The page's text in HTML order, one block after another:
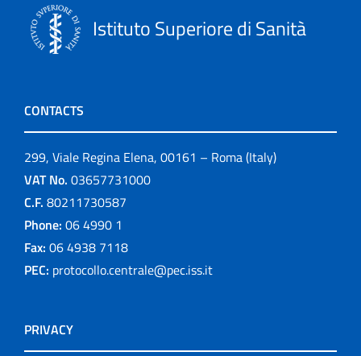
Istituto Superiore di Sanità
CONTACTS
299, Viale Regina Elena, 00161 – Roma (Italy)
VAT No. 03657731000
C.F. 80211730587
Phone: 06 4990 1
Fax: 06 4938 7118
PEC: protocollo.centrale@pec.iss.it
PRIVACY